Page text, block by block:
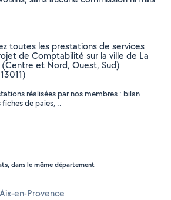
toutes les prestations de services
de Comptabilité sur la ville de La
(Centre et Nord, Ouest, Sud)
réalisées par nos membres : bilan
de paies, ..
dans le même département
en-Provence